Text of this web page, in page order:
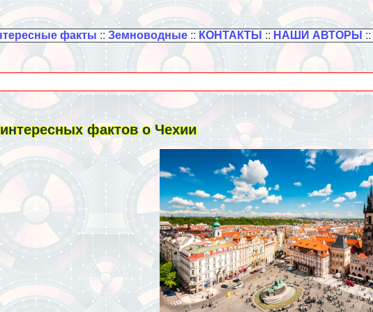
факты :: Земноводные:: КОНТАКТЫ :: НАШИ АВТОРЫ ::
фактов о Чехии